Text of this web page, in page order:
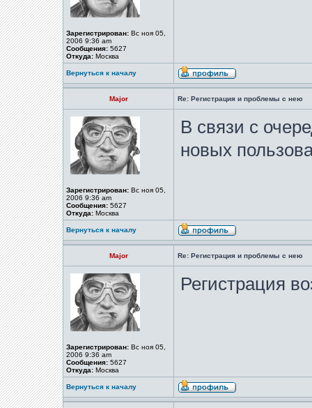
Зарегистрирован: Вс ноя 05,
2006 9:36 am
Сообщения: 5627
Откуда: Москва
Вернуться к началу
Major Re: Регистрация и проблемы с нею
Зарегистрирован: Вс ноя 05,
2006 9:36 am
Сообщения: 5627
Откуда: Москва
В связи с
новых
Вернуться к началу
Major Re: Регистрация и проблемы с нею
Зарегистрирован: Вс ноя 05,
2006 9:36 am
Сообщения: 5627
Откуда: Москва
Регистрация
Вернуться к началу